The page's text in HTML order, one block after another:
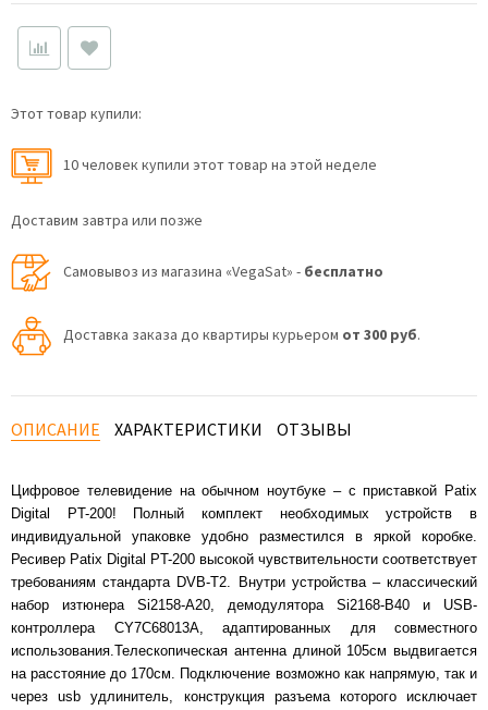
Этот товар купили:
10 человек купили этот товар на этой неделе
Доставим завтра или позже
Самовывоз из магазина «VegaSat» - бесплатно
Доставка заказа до квартиры курьером от 300 руб.
ОПИСАНИЕ ХАРАКТЕРИСТИКИ ОТЗЫВЫ
Цифровое телевидение на обычном ноутбуке – с приставкой Patix
Digital PT-200! Полный комплект необходимых устройств в
индивидуальной упаковке удобно разместился в яркой коробке.
Ресивер Patix Digital PT-200 высокой чувствительности соответствует
требованиям стандарта DVB-T2. Внутри устройства – классический
набор изтюнера Si2158-A20, демодулятора Si2168-B40 и USB-
контроллера CY7C68013A, адаптированных для совместного
использования.Телескопическая антенна длиной 105см выдвигается
на расстояние до 170см. Подключение возможно как напрямую, так и
через usb удлинитель, конструкция разъема которого исключает